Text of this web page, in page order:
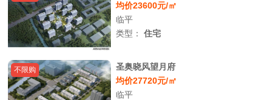
均价23600元/㎡
临平
类型：住宅
不限购
圣奥晓风望月府
均价27720元/㎡
临平